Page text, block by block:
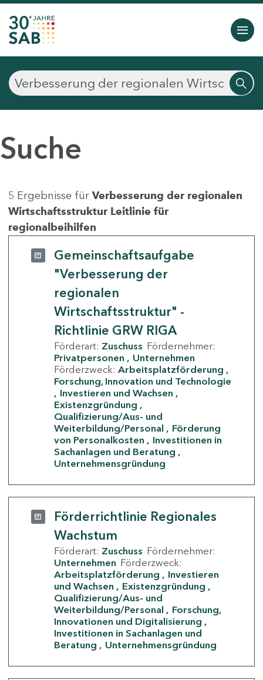
Suche
5 Ergebnisse für Verbesserung der regionalen
Wirtschaftsstruktur Leitlinie für
regionalbeihilfen
Gemeinschaftsaufgabe
"Verbesserung der
regionalen
Wirtschaftsstruktur" -
Richtlinie GRW RIGA
Förderart: Zuschuss Fördernehmer:
Privatpersonen
Unternehmen
Förderzweck: Arbeitsplatzförderung
Forschung, Innovation und Technologie
Investieren und Wachsen
Existenzgründung
Qualifizierung/Aus- und
Weiterbildung/Personal
Förderung
von Personalkosten
Investitionen in
Sachanlagen und Beratung
Unternehmensgründung
Förderrichtlinie Regionales
Wachstum
Förderart: Zuschuss Fördernehmer:
Unternehmen Förderzweck:
Arbeitsplatzförderung
Investieren
und Wachsen
Existenzgründung
Qualifizierung/Aus- und
Weiterbildung/Personal
Forschung,
Innovationen und Digitalisierung
Investitionen in Sachanlagen und
Beratung
Unternehmensgründung